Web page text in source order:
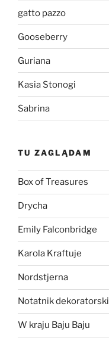
gatto pazzo
Gooseberry
Guriana
Kasia Stonogi
Sabrina
TU ZAGLĄDAM
Box of Treasures
Drycha
Emily Falconbridge
Karola Kraftuje
Nordstjerna
Notatnik dekoratorski
W kraju Baju Baju